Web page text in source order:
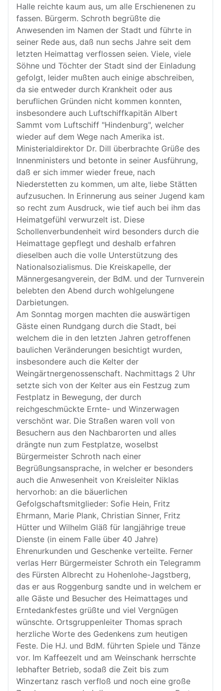
Halle reichte kaum aus, um alle Erschienenen zu
fassen. Bürgerm. Schroth begrüßte die
Anwesenden im Namen der Stadt und führte in
seiner Rede aus, daß nun sechs Jahre seit dem
letzten Heimattag verflossen seien. Viele, viele
Söhne und Töchter der Stadt sind der Einladung
gefolgt, leider mußten auch einige abschreiben,
da sie entweder durch Krankheit oder aus
beruflichen Gründen nicht kommen konnten,
insbesondere auch Luftschiffkapitän Albert
Sammt vom Luftschiff "Hindenburg", welcher
wieder auf dem Wege nach Amerika ist.
Ministerialdirektor Dr. Dill überbrachte Grüße des
Innenministers und betonte in seiner Ausführung,
daß er sich immer wieder freue, nach
Niederstetten zu kommen, um alte, liebe Stätten
aufzusuchen. In Erinnerung aus seiner Jugend kam
so recht zum Ausdruck, wie tief auch bei ihm das
Heimatgefühl verwurzelt ist. Diese
Schollenverbundenheit wird besonders durch die
Heimattage gepflegt und deshalb erfahren
dieselben auch die volle Unterstützung des
Nationalsozialismus. Die Kreiskapelle, der
Männergesangverein, der BdM. und der Turnverein
belebten den Abend durch wohlgelungene
Darbietungen.
Am Sonntag morgen machten die auswärtigen
Gäste einen Rundgang durch die Stadt, bei
welchem die in den letzten Jahren getroffenen
baulichen Veränderungen besichtigt wurden,
insbesondere auch die Kelter der
Weingärtnergenossenschaft. Nachmittags 2 Uhr
setzte sich von der Kelter aus ein Festzug zum
Festplatz in Bewegung, der durch
reichgeschmückte Ernte- und Winzerwagen
verschönt war. Die Straßen waren voll von
Besuchern aus den Nachbarorten und alles
drängte nun zum Festplatze, woselbst
Bürgermeister Schroth nach einer
Begrüßungsansprache, in welcher er besonders
auch die Anwesenheit von Kreisleiter Niklas
hervorhob: an die bäuerlichen
Gefolgschaftsmitglieder: Sofie Hein, Fritz
Ehrmann, Marie Plank, Christian Sinner, Fritz
Hütter und Wilhelm Gläß für langjährige treue
Dienste (in einem Falle über 40 Jahre)
Ehrenurkunden und Geschenke verteilte. Ferner
verlas Herr Bürgermeister Schroth ein Telegramm
des Fürsten Albrecht zu Hohenlohe-Jagstberg,
das er aus Roggenburg sandte und in welchem er
alle Gäste und Besucher des Heimattages und
Erntedankfestes grüßte und viel Vergnügen
wünschte. Ortsgruppenleiter Thomas sprach
herzliche Worte des Gedenkens zum heutigen
Feste. Die HJ. und BdM. führten Spiele und Tänze
vor. Im Kaffeezelt und am Weinschank herrschte
lebhafter Betrieb, sodaß die Zeit bis zum
Winzertanz rasch verfloß und noch eine große